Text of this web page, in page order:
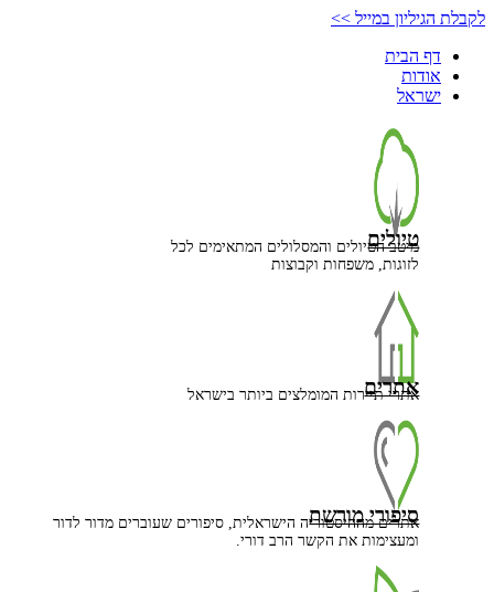
דלג
לקבלת הגיליון במייל >>
דף הבית
אודות
ישראל
טיולים
מיטב הטיולים והמסלולים המתאימים לכל
לזוגות, משפחות וקבוצות
אתרים
אתרי תיירות המומלצים ביותר בישראל
סיפורי מורשת
אתרים מההיסטוריה הישראלית, סיפורים שעוברים מדור לדור
ומעצימות את הקשר הרב דורי.